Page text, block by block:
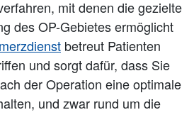
mit denen die gezielte
des OP-Gebietes ermöglicht
betreut Patienten
und sorgt dafür, dass Sie
der Operation eine optimale
und zwar rund um die